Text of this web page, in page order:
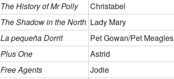
The History of Mr Polly
Christabel
The Shadow in the North Lady Mary
La pequeña Dorrit Pet Gowan/Pet Meagles
Plus One Astrid
Free Agents
Jodie